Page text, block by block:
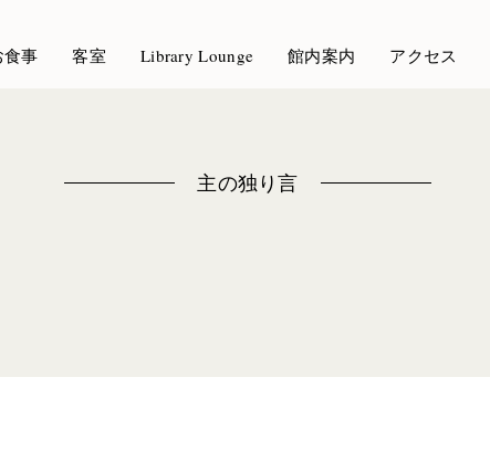
食事 客室 Library Lounge 館内案内 アクセス
主の独り言